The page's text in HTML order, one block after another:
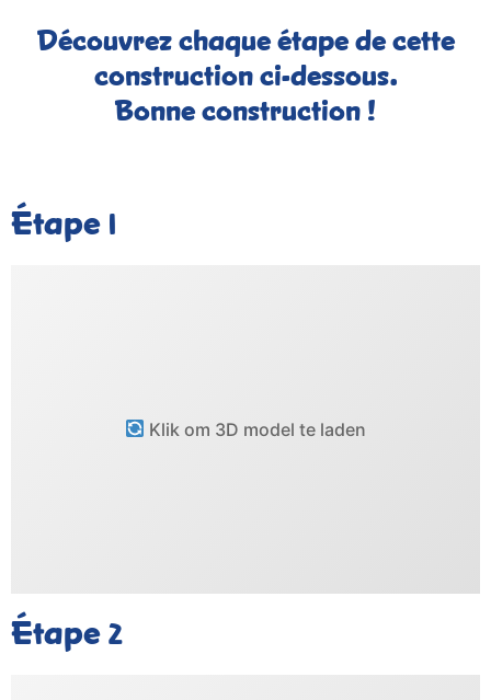
Découvrez chaque étape de cette
construction ci-dessous.
Bonne construction !
Étape 1
Klik om 3D model te laden
Étape 2